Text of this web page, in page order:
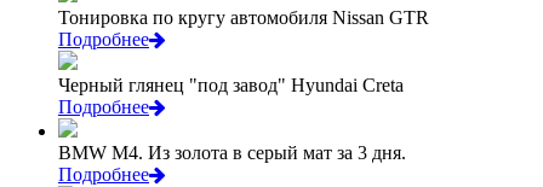
Тонировка по кругу автомобиля Nissan GTR
Подробнее
Черный глянец "под завод" Hyundai Creta
Подробнее
BMW M4. Из золота в серый мат за 3 дня.
Подробнее